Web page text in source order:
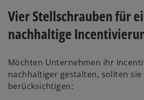
Vier Stellschrauben für
nachhaltige
Möchten Unternehmen ihr
nachhaltiger gestalten, sollten sie
berücksichtigen: